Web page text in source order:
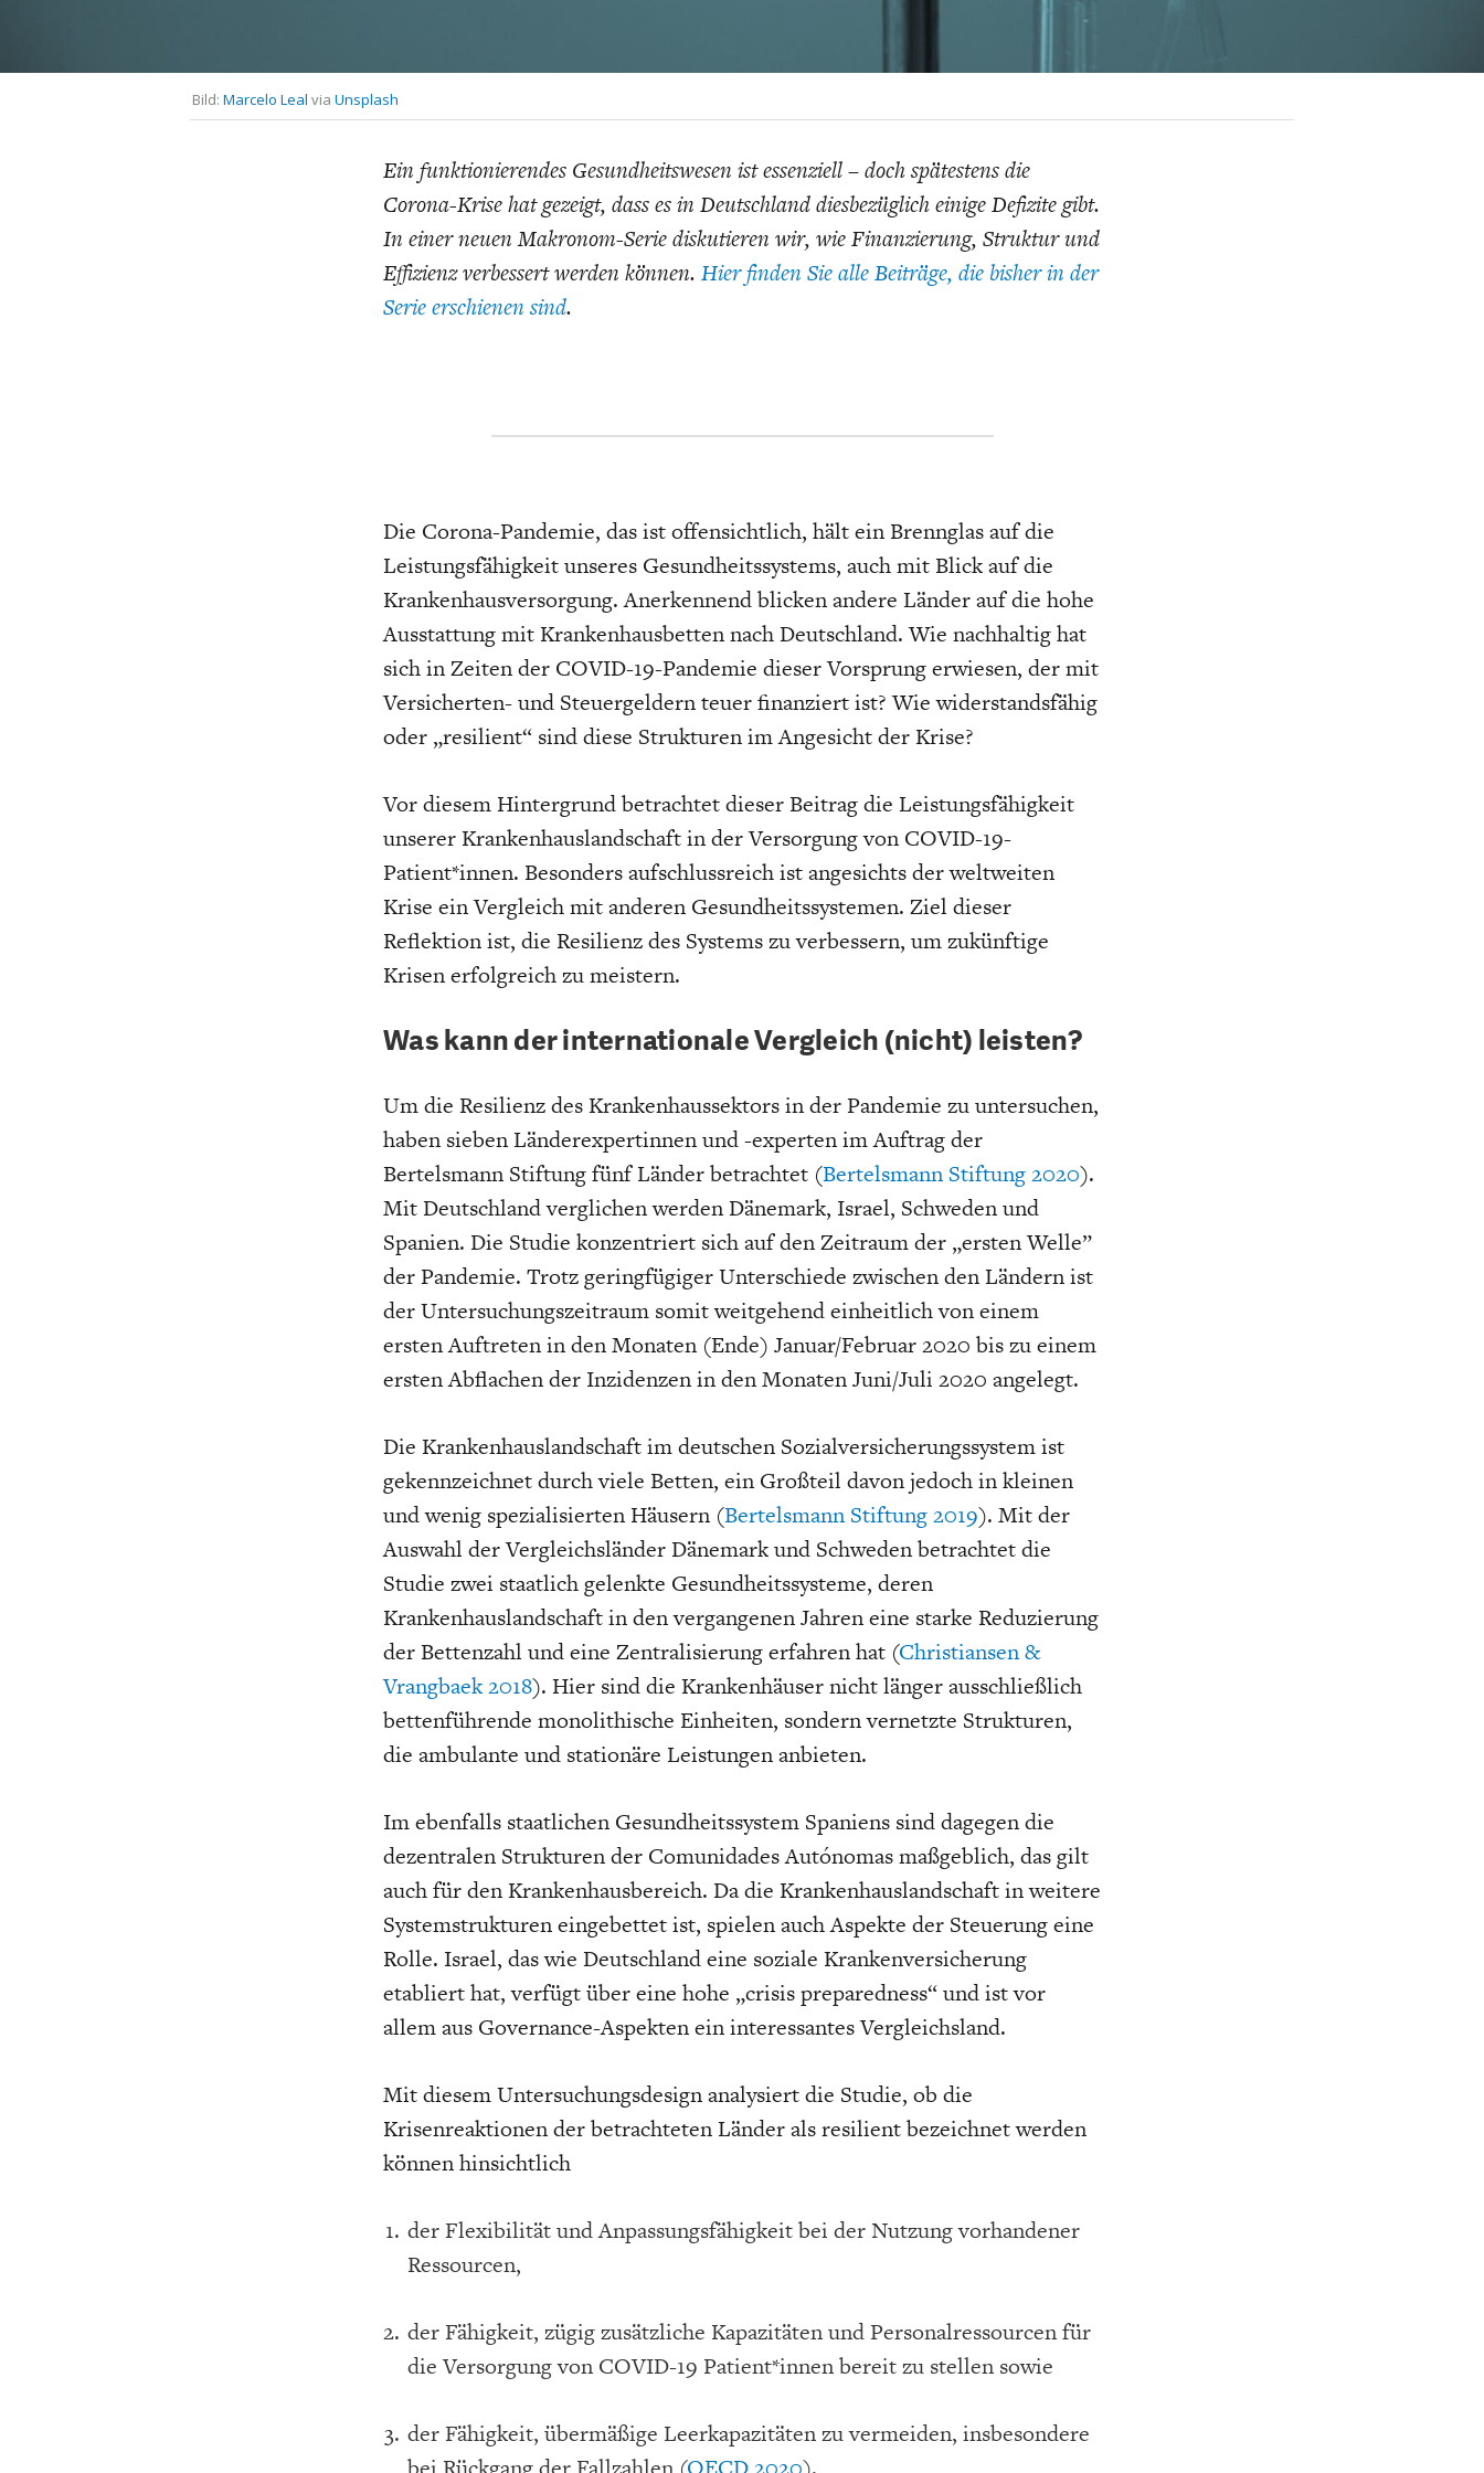
WELTWIRTSCHAFT
Bild: Marcelo Leal via Unsplash
Ein funktionierendes Gesundheitswesen ist essenziell – doch spätestens die
Corona-Krise hat gezeigt, dass es in Deutschland diesbezüglich einige Defizite gibt.
In einer neuen Makronom-Serie diskutieren wir, wie Finanzierung, Struktur und
Effizienz verbessert werden können. Hier finden Sie alle Beiträge, die bisher in der
Serie erschienen sind.
Die Corona-Pandemie, das ist offensichtlich, hält ein Brennglas auf die
Leistungsfähigkeit unseres Gesundheitssystems, auch mit Blick auf die
Krankenhausversorgung. Anerkennend blicken andere Länder auf die hohe
Ausstattung mit Krankenhausbetten nach Deutschland. Wie nachhaltig hat
sich in Zeiten der COVID-19-Pandemie dieser Vorsprung erwiesen, der mit
Versicherten- und Steuergeldern teuer finanziert ist? Wie widerstandsfähig
oder „resilient“ sind diese Strukturen im Angesicht der Krise?
Vor diesem Hintergrund betrachtet dieser Beitrag die Leistungsfähigkeit
unserer Krankenhauslandschaft in der Versorgung von COVID-19-
Patient*innen. Besonders aufschlussreich ist angesichts der weltweiten
Krise ein Vergleich mit anderen Gesundheitssystemen. Ziel dieser
Reflektion ist, die Resilienz des Systems zu verbessern, um zukünftige
Krisen erfolgreich zu meistern.
Was kann der internationale Vergleich (nicht) leisten?
Um die Resilienz des Krankenhaussektors in der Pandemie zu untersuchen,
haben sieben Länderexpertinnen und -experten im Auftrag der
Bertelsmann Stiftung fünf Länder betrachtet (Bertelsmann Stiftung 2020).
Mit Deutschland verglichen werden Dänemark, Israel, Schweden und
Spanien. Die Studie konzentriert sich auf den Zeitraum der „ersten Welle”
der Pandemie. Trotz geringfügiger Unterschiede zwischen den Ländern ist
der Untersuchungszeitraum somit weitgehend einheitlich von einem
ersten Auftreten in den Monaten (Ende) Januar/Februar 2020 bis zu einem
ersten Abflachen der Inzidenzen in den Monaten Juni/Juli 2020 angelegt.
Die Krankenhauslandschaft im deutschen Sozialversicherungssystem ist
gekennzeichnet durch viele Betten, ein Großteil davon jedoch in kleinen
und wenig spezialisierten Häusern (Bertelsmann Stiftung 2019). Mit der
Auswahl der Vergleichsländer Dänemark und Schweden betrachtet die
Studie zwei staatlich gelenkte Gesundheitssysteme, deren
Krankenhauslandschaft in den vergangenen Jahren eine starke Reduzierung
der Bettenzahl und eine Zentralisierung erfahren hat (Christiansen &
Vrangbaek 2018). Hier sind die Krankenhäuser nicht länger ausschließlich
bettenführende monolithische Einheiten, sondern vernetzte Strukturen,
die ambulante und stationäre Leistungen anbieten.
Im ebenfalls staatlichen Gesundheitssystem Spaniens sind dagegen die
dezentralen Strukturen der Comunidades Autónomas maßgeblich, das gilt
auch für den Krankenhausbereich. Da die Krankenhauslandschaft in weitere
Systemstrukturen eingebettet ist, spielen auch Aspekte der Steuerung eine
Rolle. Israel, das wie Deutschland eine soziale Krankenversicherung
etabliert hat, verfügt über eine hohe „crisis preparedness“ und ist vor
allem aus Governance-Aspekten ein interessantes Vergleichsland.
Mit diesem Untersuchungsdesign analysiert die Studie, ob die
Krisenreaktionen der betrachteten Länder als resilient bezeichnet werden
können hinsichtlich
der Flexibilität und Anpassungsfähigkeit bei der Nutzung vorhandener
Ressourcen,
der Fähigkeit, zügig zusätzliche Kapazitäten und Personalressourcen für
die Versorgung von COVID-19 Patient*innen bereit zu stellen sowie
der Fähigkeit, übermäßige Leerkapazitäten zu vermeiden, insbesondere